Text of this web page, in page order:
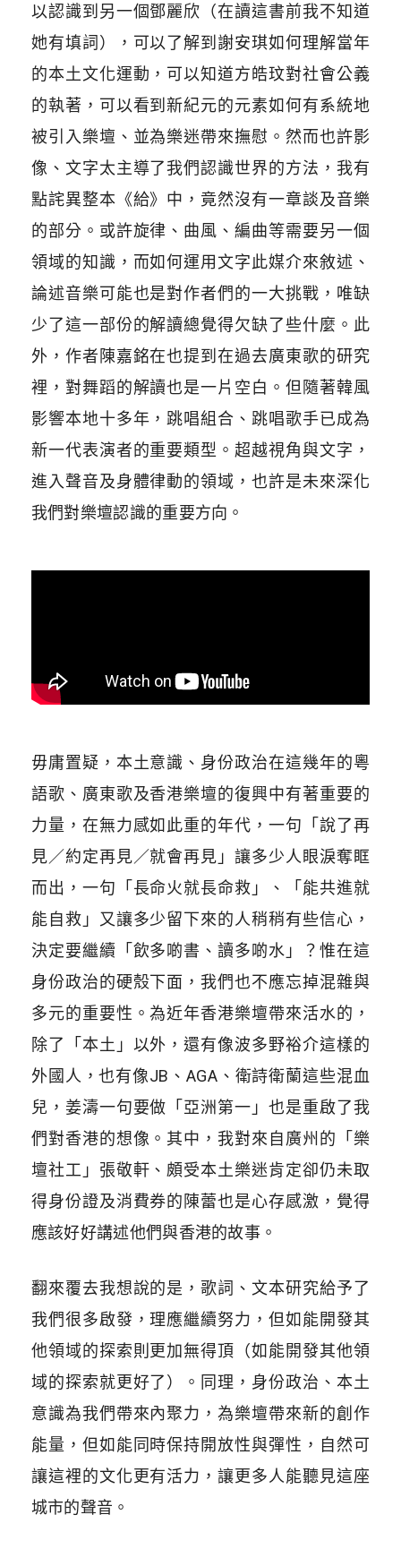
以認識到另一個鄧麗欣（在讀這書前我不知道
她有填詞），可以了解到謝安琪如何理解當年
的本土文化運動，可以知道方皓玟對社會公義
的執著，可以看到新紀元的元素如何有系統地
被引入樂壇、並為樂迷帶來撫慰。然而也許影
像、文字太主導了我們認識世界的方法，我有
點詫異整本《給》中，竟然沒有一章談及音樂
的部分。或許旋律、曲風、編曲等需要另一個
領域的知識，而如何運用文字此媒介來敘述、
論述音樂可能也是對作者們的一大挑戰，唯缺
少了這一部份的解讀總覺得欠缺了些什麼。此
外，作者陳嘉銘在也提到在過去廣東歌的研究
裡，對舞蹈的解讀也是一片空白。但隨著韓風
影響本地十多年，跳唱組合、跳唱歌手已成為
新一代表演者的重要類型。超越視角與文字，
進入聲音及身體律動的領域，也許是未來深化
我們對樂壇認識的重要方向。
毋庸置疑，本土意識、身份政治在這幾年的粵
語歌、廣東歌及香港樂壇的復興中有著重要的
力量，在無力感如此重的年代，一句「說了再
見／約定再見／就會再見」讓多少人眼淚奪眶
而出，一句「長命火就長命救」、「能共進就
能自救」又讓多少留下來的人稍稍有些信心，
決定要繼續「飲多啲書、讀多啲水」？惟在這
身份政治的硬殼下面，我們也不應忘掉混雜與
多元的重要性。為近年香港樂壇帶來活水的，
除了「本土」以外，還有像波多野裕介這樣的
外國人，也有像JB、AGA、衛詩衛蘭這些混血
兒，姜濤一句要做「亞洲第一」也是重啟了我
們對香港的想像。其中，我對來自廣州的「樂
壇社工」張敬軒、頗受本土樂迷肯定卻仍未取
得身份證及消費券的陳蕾也是心存感激，覺得
應該好好講述他們與香港的故事。
翻來覆去我想說的是，歌詞、文本研究給予了
我們很多啟發，理應繼續努力，但如能開發其
他領域的探索則更加無得頂（如能開發其他領
域的探索就更好了）。同理，身份政治、本土
意識為我們帶來內聚力，為樂壇帶來新的創作
能量，但如能同時保持開放性與彈性，自然可
讓這裡的文化更有活力，讓更多人能聽見這座
城市的聲音。